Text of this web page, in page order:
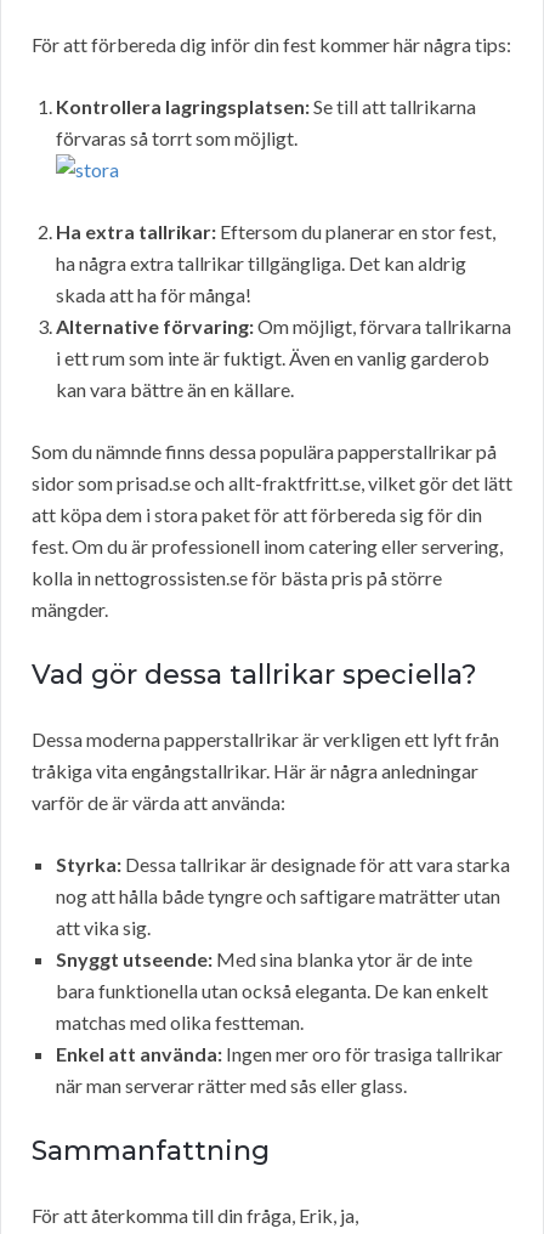
För att förbereda dig inför din fest kommer här några tips:
Kontrollera lagringsplatsen:Se till att tallrikarna
förvaras så torrt som möjligt.
Ha extra tallrikar: Eftersom du planerar en stor fest,
ha några extra tallrikar tillgängliga. Det kan aldrig
skada att ha för många!
Alternative förvaring:Om möjligt, förvara tallrikarna
i ett rum som inte är fuktigt. Även en vanlig garderob
kan vara bättre än en källare.
Som du nämnde finns dessa populära papperstallrikar på
sidor som prisad.se och allt-fraktfritt.se, vilket gör det lätt
att köpa dem i stora paket för att förbereda sig för din
fest. Om du är professionell inom catering eller servering,
kolla in nettogrossisten.se för bästa pris på större
mängder.
Vad gör dessa tallrikar speciella?
Dessa moderna papperstallrikar är verkligen ett lyft från
tråkiga vita engångstallrikar. Här är några anledningar
varför de är värda att använda:
Styrka: Dessa tallrikar är designade för att vara starka
nog att hålla både tyngre och saftigare maträtter utan
att vika sig.
Snyggt utseende: Med sina blanka ytor är de inte
bara funktionella utan också eleganta. De kan enkelt
matchas med olika festteman.
Enkel att använda: Ingen mer oro för trasiga tallrikar
när man serverar rätter med sås eller glass.
Sammanfattning
För att återkomma till din fråga, Erik, ja,